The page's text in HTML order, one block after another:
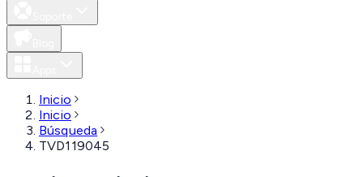
Inicio
Inicio
Búsqueda
TVD119045